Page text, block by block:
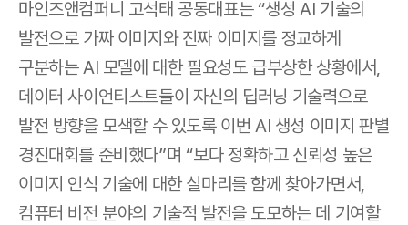
마인즈앤컴퍼니 고석태 공동대표는 “생성 AI 기술의
발전으로 가짜 이미지와 진짜 이미지를 정교하게
구분하는 AI 모델에 대한 필요성도 급부상한 상황에서,
데이터 사이언티스트들이 자신의 딥러닝 기술력으로
발전 방향을 모색할 수 있도록 이번 AI 생성 이미지 판별
경진대회를 준비했다”며 “보다 정확하고 신뢰성 높은
이미지 인식 기술에 대한 실마리를 함께 찾아가면서,
컴퓨터 비전 분야의 기술적 발전을 도모하는 데 기여할